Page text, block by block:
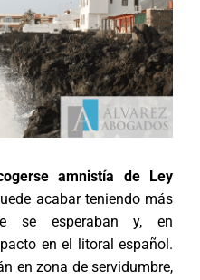
amnistía de Ley
acabar teniendo más
se esperaban y, en
en el litoral español.
en zona de servidumbre,